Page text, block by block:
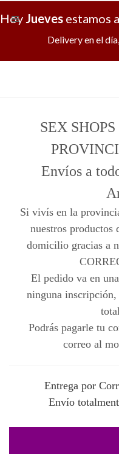
Hoy Jueves estamos
Delivery en el
SEX
Envíos a
Si vivís en la
nuestros productos
domicilio gracias a
El pedido va en
ninguna inscripción,
Podrás pagarle tu
correo al
Entrega por
Envío